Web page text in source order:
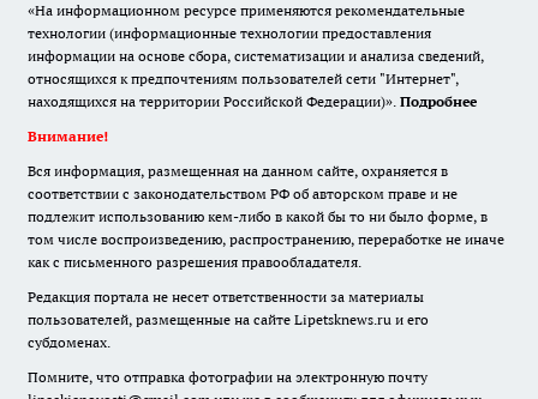
«На информационном ресурсе применяются рекомендательные
технологии (информационные технологии предоставления
информации на основе сбора, систематизации и анализа сведений,
относящихся к предпочтениям пользователей сети "Интернет",
находящихся на территории Российской Федерации)». Подробнее
Внимание!
Вся информация, размещенная на данном сайте, охраняется в
соответствии с законодательством РФ об авторском праве и не
подлежит использованию кем-либо в какой бы то ни было форме, в
том числе воспроизведению, распространению, переработке не иначе
как с письменного разрешения правообладателя.
Редакция портала не несет ответственности за материалы
пользователей, размещенные на сайте Lipetsknews.ru и его
субдоменах.
Помните, что отправка фотографии на электронную почту